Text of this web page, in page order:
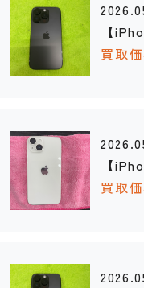
【
ック
買取
【
《石垣
買取